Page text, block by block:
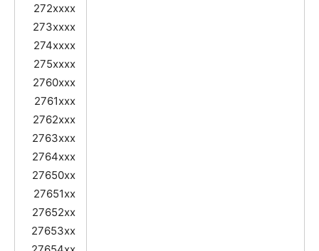
272xxxx
273xxxx
274xxxx
275xxxx
2760xxx
2761xxx
2762xxx
2763xxx
2764xxx
27650xx
27651xx
27652xx
27653xx